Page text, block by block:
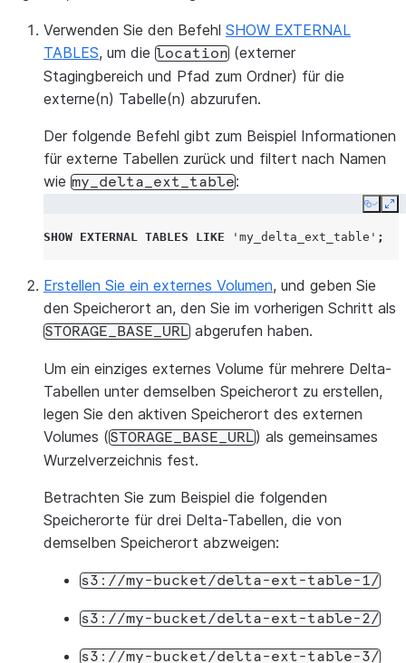
Verwenden Sie den Befehl SHOW EXTERNAL
TABLES, um die location (externer
Stagingbereich und Pfad zum Ordner) für die
externe(n) Tabelle(n) abzurufen.
Der folgende Befehl gibt zum Beispiel Informationen
für externe Tabellen zurück und filtert nach Namen
wie my_delta_ext_table:
Copy
SHOW EXTERNAL TABLES LIKE 'my_delta_ext_table' ;
Erstellen Sie ein externes Volumen, und geben Sie
den Speicherort an, den Sie im vorherigen Schritt als
STORAGE_BASE_URL abgerufen haben.
Um ein einziges externes Volume für mehrere Delta-
Tabellen unter demselben Speicherort zu erstellen,
legen Sie den aktiven Speicherort des externen
Volumes (STORAGE_BASE_URL) als gemeinsames
Wurzelverzeichnis fest.
Betrachten Sie zum Beispiel die folgenden
Speicherorte für drei Delta-Tabellen, die von
demselben Speicherort abzweigen:
s3://my-bucket/delta-ext-table-1/
s3://my-bucket/delta-ext-table-2/
s3://my-bucket/delta-ext-table-3/